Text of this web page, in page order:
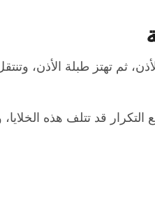
تهتز طبلة الأذن،
قد تتلف هذه